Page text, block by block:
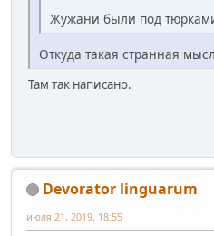
Жужани были под
Откуда такая странная
Там так написано.
Devorator linguarum
июля 21, 2019, 18:55